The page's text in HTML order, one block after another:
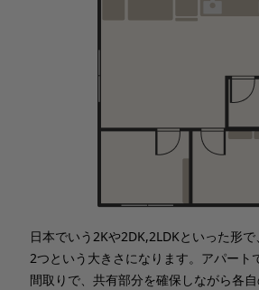
日本でいう2Kや2DK,2LDKといった形
2つという大きさになります。アパート
間取りで、共有部分を確保しながら各